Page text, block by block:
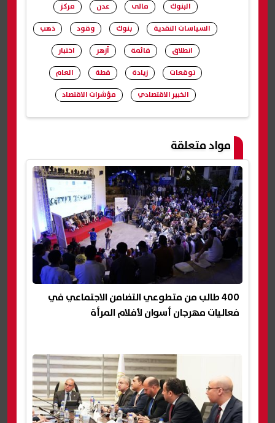
شارك
البنوك
مالى عدن
مركز
السياسات النقدية
بنوك وقود
ذهب
انطلاق
قائمة أزهر
اختبار
توقعات
زيادة قطة
العام
الخبير الاقتصادي
مؤشرات الاقتصاد
مواد متعلقة
400 طالب من متطوعي التضامن الاجتماعي في
فعاليات مهرجان أسوان لأفلام المرأة